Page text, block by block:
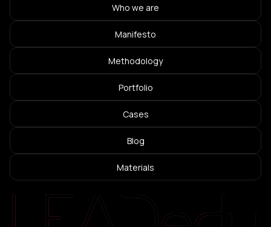
Who we are
Manifesto
Methodology
Portfolio
Cases
Blog
Materials